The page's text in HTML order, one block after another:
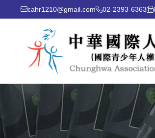
cahr1210@gmail.com 02-2393-6363